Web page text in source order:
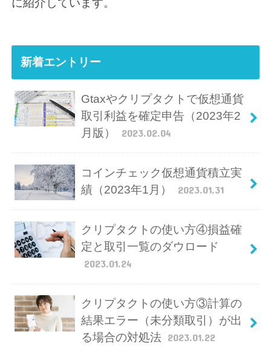
に紹介しています。
新着エントリー
Gtaxやクリプタクトで仮想通貨
取引利益を確定申告（2023年2
月版）
2023.02.04
コインチェック仮想通貨積立実
績（2023年1月）
2023.01.31
クリプタクトの使い方④損益確
定と取引一覧のダウロード
2023.01.24
クリプタクトの使い方③計算の
結果エラー（未分類取引）が出
る場合の対処法 2023.01.22